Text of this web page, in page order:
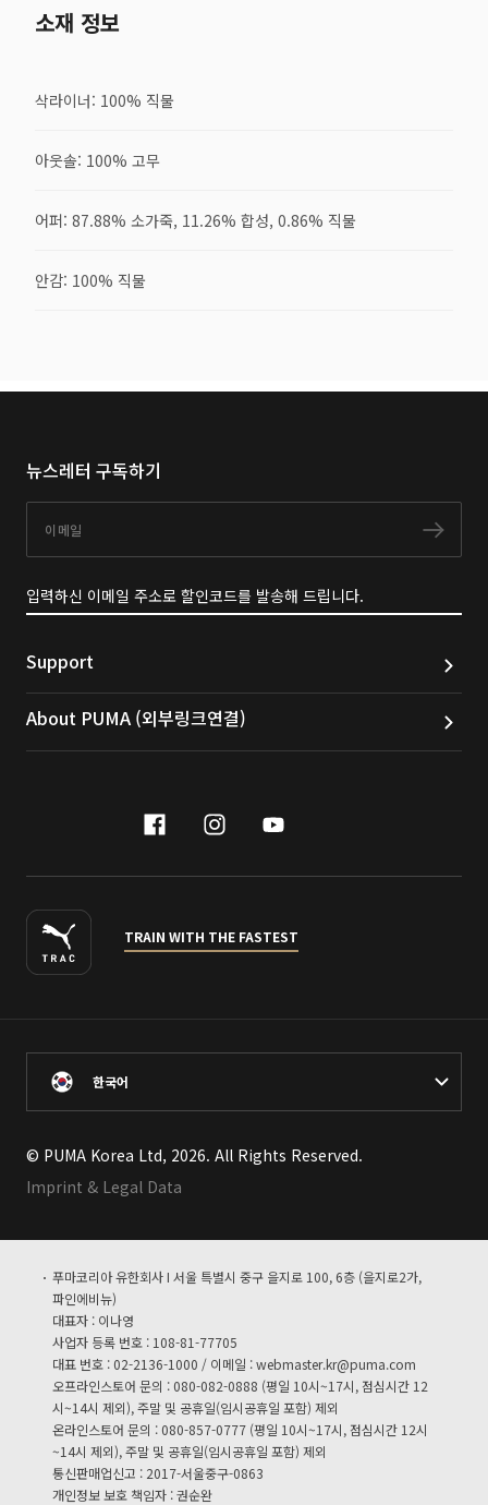
소재 정보
삭라이너: 100% 직물
아웃솔: 100% 고무
어퍼: 87.88% 소가죽, 11.26% 합성, 0.86% 직물
안감: 100% 직물
뉴스레터 구독하기
구독
입력하신 이메일 주소로 할인코드를 발송해 드립니다.
Support
About PUMA (외부링크연결)
facebook
instagram
youtube
TRAIN WITH THE FASTEST
한국어
© PUMA Korea Ltd, 2026. All Rights Reserved.
Imprint & Legal Data
푸마코리아 유한회사 I 서울 특별시 중구 을지로 100, 6층 (을지로2가,
파인에비뉴)
대표자 : 이나영
사업자 등록 번호 : 108-81-77705
대표 번호 : 02-2136-1000 / 이메일 :webmaster.kr@puma.com
오프라인스토어 문의 : 080-082-0888 (평일 10시~17시, 점심시간 12
시~14시 제외), 주말 및 공휴일(임시공휴일 포함) 제외
온라인스토어 문의 : 080-857-0777 (평일 10시~17시, 점심시간 12시
~14시 제외), 주말 및 공휴일(임시공휴일 포함) 제외
통신판매업신고 : 2017-서울중구-0863
개인정보 보호 책임자 : 권순완